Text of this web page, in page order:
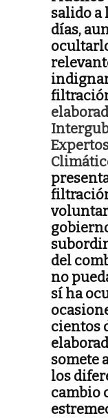
salido a
días,
del
no
sí ha
cientos
somete
los
cambio